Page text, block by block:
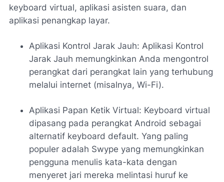
keyboard virtual, aplikasi asisten suara, dan
aplikasi penangkap layar.
Aplikasi Kontrol Jarak Jauh: Aplikasi Kontrol
Jarak Jauh memungkinkan Anda mengontrol
perangkat dari perangkat lain yang terhubung
melalui internet (misalnya, Wi-Fi).
Aplikasi Papan Ketik Virtual: Keyboard virtual
dipasang pada perangkat Android sebagai
alternatif keyboard default. Yang paling
populer adalah Swype yang memungkinkan
pengguna menulis kata-kata dengan
menyeret jari mereka melintasi huruf ke